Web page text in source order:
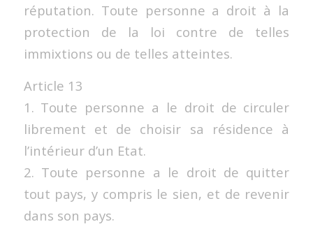
réputation. Toute personne a droit à la
protection de la loi contre de telles
immixtions ou de telles atteintes.
Article 13
1. Toute personne a le droit de circuler
librement et de choisir sa résidence à
l’intérieur d’un Etat.
2. Toute personne a le droit de quitter
tout pays, y compris le sien, et de revenir
dans son pays.